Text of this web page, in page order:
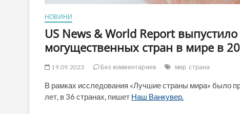
НОВИНИ
US News & World Report
могущественных стран в мире в
19.09.2023 Без комментариев мир страна
В рамках исследования «Лучшие страны мира» было
лет, в 36 странах, пишет Наш Ванкувер.